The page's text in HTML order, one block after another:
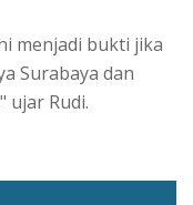
menjadi bukti jika
Surabaya dan
ujar Rudi.